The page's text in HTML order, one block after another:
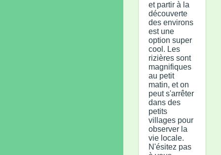
et partir à la
découverte
des environs
est une
option super
cool. Les
rizières sont
magnifiques
au petit
matin, et on
peut s'arrêter
dans des
petits
villages pour
observer la
vie locale.
N'ésitez pas